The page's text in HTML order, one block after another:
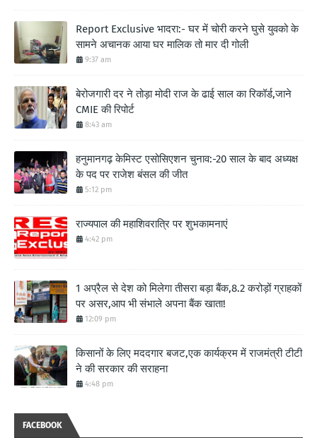
Report Exclusive भादरा:- घर में चोरी करने घुसे युवको के
सामने अचानक आया घर मालिक तो मार दी गोली
9:37 am
बेरोजगारी दर ने तोड़ा मोदी राज के ढाई साल का रिकॉर्ड,जाने
CMIE की रिपोर्ट
8:43 am
हनुमानगढ़ केमिस्ट एसोसिएशन चुनाव:-20 साल के बाद अध्यक्ष
के पद पर राजेश बंसल की जीत
5:12 pm
राज्यपाल की महाशिवरात्रि पर शुभकामनाएं
4:42 pm
1 अप्रैल से देश को मिलेगा तीसरा बड़ा बैंक,8.2 करोड़ों ग्राहकों
पर असर,आप भी संभाले अपना बैंक खाता!
12:09 pm
किसानों के लिए मददगार बजट,एक कार्यक्रम में राजमंत्री टीटी
ने की सरकार की सराहना
4:48 pm
FACEBOOK